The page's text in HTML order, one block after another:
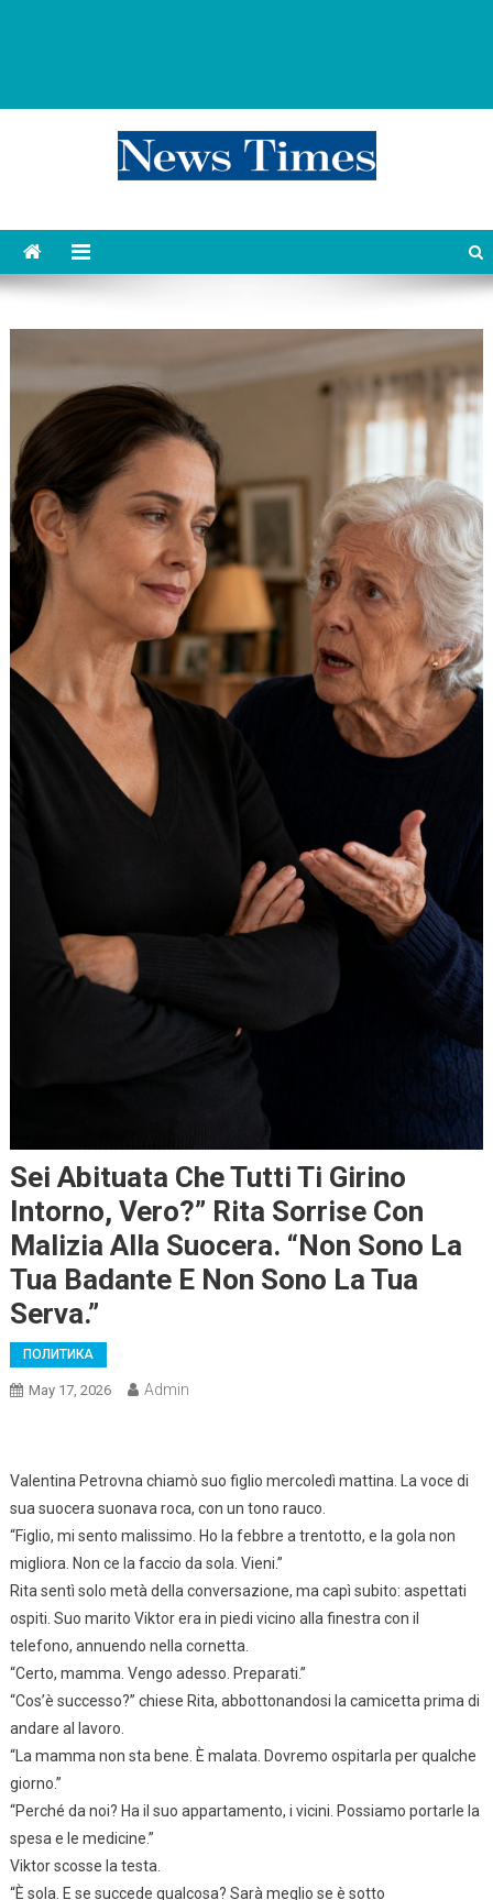
Sei Abituata Che Tutti Ti Girino
Intorno, Vero?” Rita Sorrise Con
Malizia Alla Suocera. “Non Sono La
Tua Badante E Non Sono La Tua
Serva.”
ПОЛИТИКА
May 17, 2026 Admin
Valentina Petrovna chiamò suo figlio mercoledì mattina. La voce di
sua suocera suonava roca, con un tono rauco.
“Figlio, mi sento malissimo. Ho la febbre a trentotto, e la gola non
migliora. Non ce la faccio da sola. Vieni.”
Rita sentì solo metà della conversazione, ma capì subito: aspettati
ospiti. Suo marito Viktor era in piedi vicino alla finestra con il
telefono, annuendo nella cornetta.
“Certo, mamma. Vengo adesso. Preparati.”
“Cos’è successo?” chiese Rita, abbottonandosi la camicetta prima di
andare al lavoro.
“La mamma non sta bene. È malata. Dovremo ospitarla per qualche
giorno.”
“Perché da noi? Ha il suo appartamento, i vicini. Possiamo portarle la
spesa e le medicine.”
Viktor scosse la testa.
“È sola. E se succede qualcosa? Sarà meglio se è sotto